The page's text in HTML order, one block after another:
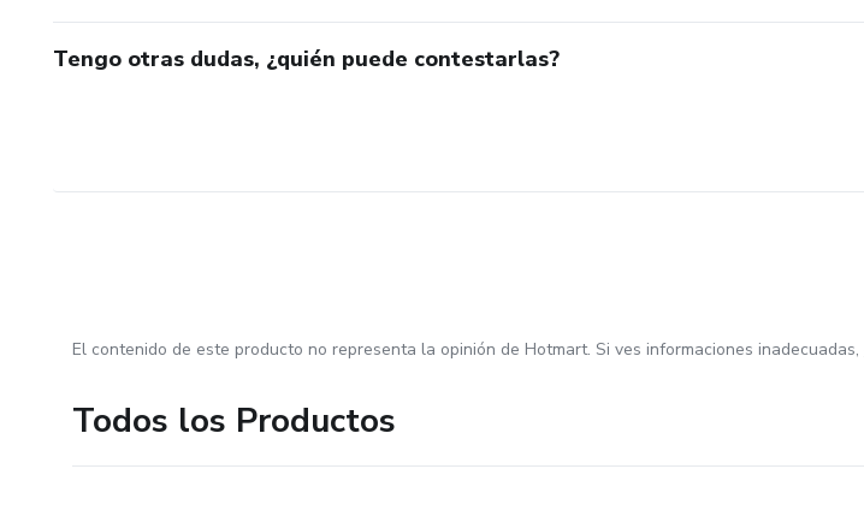
Tengo otras dudas, ¿quién puede contestarlas?
El contenido de este producto no representa la opinión de Hotmart. Si ves informaciones inadecuadas,
Todos los Productos